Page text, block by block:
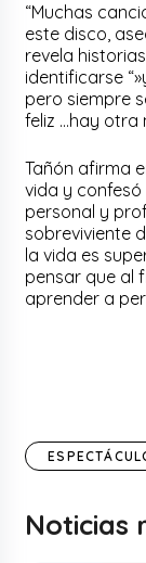
“Muchas
este disco,
revela
identificarse
pero siempre
feliz …hay otra
Tañón afirma
vida y
personal y
sobreviviente
la vida es
pensar que al
aprender a
Noticias